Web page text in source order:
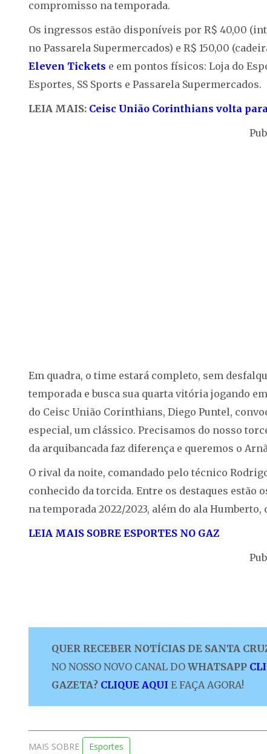
compromisso na temporada.
Os ingressos estão disponíveis por R$ 40,00
no Passarela Supermercados) e R$ 150,00
Eleven Tickets e em pontos físicos: Loja do
Esportes, SS Sports e Passarela Supermercados.
LEIA MAIS: Ceisc União Corinthians volta
Em quadra, o time estará completo, sem
temporada e busca sua quarta vitória jogando
do Ceisc União Corinthians, Diego Puntel,
especial, um clássico. Precisamos do nosso
da arquibancada faz diferença e queremos o
O rival da noite, comandado pelo técnico
conhecido da torcida. Entre os destaques estão
na temporada 2022/2023, além do ala
LEIA MAIS SOBRE ESPORTES NO GAZ
QUER RECEBER NOTÍCIAS DE SANTA
NO NOSSO NOVO CANAL DO WHATSAPP
GAZETA? CLIQUE AQUI E FAÇA AGORA!
MAIS SOBRE Esportes